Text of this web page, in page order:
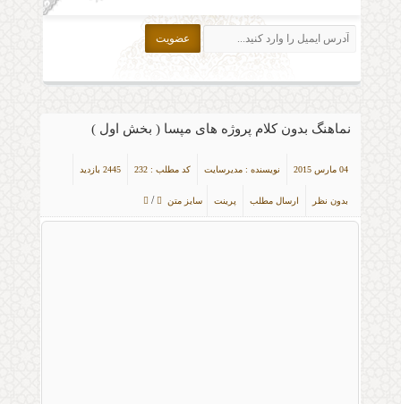
نماهنگ بدون کلام پروژه های مپسا ( بخش اول )
04 مارس 2015 نویسنده : مدیرسایت کد مطلب : 232 2445 بازدید
بدون نظر ارسال مطلب پرینت سایز متن /